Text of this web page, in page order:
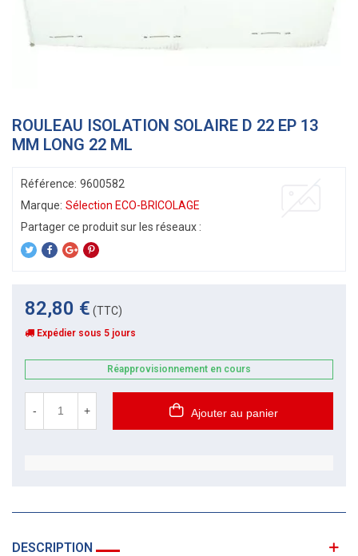
ROULEAU ISOLATION SOLAIRE D 22 EP 13
MM LONG 22 ML
Référence: 9600582
Marque: Sélection ECO-BRICOLAGE
82,80 € (TTC)
Expédier sous 5 jours
Réapprovisionnement en cours
- + Ajouter au panier
DESCRIPTION